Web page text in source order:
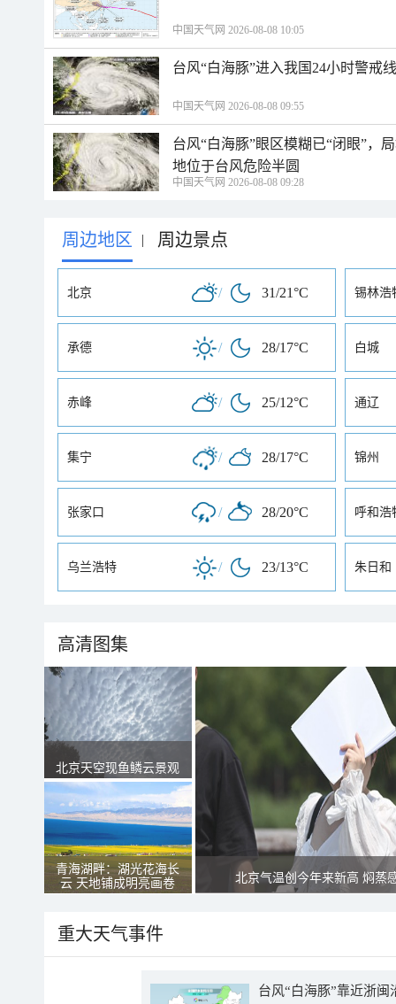
中国天气网 2026-08-08 10:05
台风“白海豚”进入我国24小时警戒
中国天气网 2026-08-08 09:55
台风“白海豚”眼区模糊已“闭眼”，
地位于台风危险半圆
中国天气网 2026-08-08 09:28
周边地区 | 周边景点
北京 / 31/21°C 锡林浩
承德 / 28/17°C 白城
赤峰 / 25/12°C 通辽
集宁 / 28/17°C 锦州
张家口 / 28/20°C 呼和浩
乌兰浩特 / 23/13°C 朱日和
高清图集
北京天空现鱼鳞云景观
青海湖畔：湖光花海长
云 天地铺成明亮画卷
北京气温创今年来新高 焖蒸
重大天气事件
台风“白海豚”靠近浙